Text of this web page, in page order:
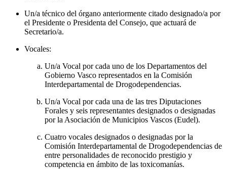
Un/a técnico del órgano anteriormente citado designado/a por
el Presidente o Presidenta del Consejo, que actuará de
Secretario/a.
Vocales:
Un/a Vocal por cada uno de los Departamentos del
Gobierno Vasco representados en la Comisión
Interdepartamental de Drogodependencias.
Un/a Vocal por cada una de las tres Diputaciones
Forales y seis representantes designados o designadas
por la Asociación de Municipios Vascos (Eudel).
Cuatro vocales designados o designadas por la
Comisión Interdepartamental de Drogodependencias de
entre personalidades de reconocido prestigio y
competencia en ámbito de las toxicomanías.